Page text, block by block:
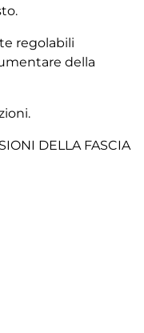
regolabili
della
DELLA FASCIA